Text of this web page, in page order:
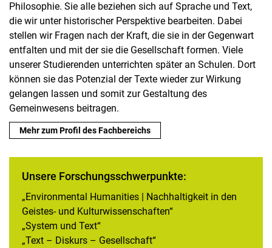
Philosophie. Sie alle beziehen sich auf Sprache und Text,
die wir unter historischer Perspektive bearbeiten. Dabei
stellen wir Fragen nach der Kraft, die sie in der Gegenwart
entfalten und mit der sie die Gesellschaft formen. Viele
unserer Studierenden unterrichten später an Schulen. Dort
können sie das Potenzial der Texte wieder zur Wirkung
gelangen lassen und somit zur Gestaltung des
Gemeinwesens beitragen.
Mehr zum Profil des Fachbereichs
Unsere Forschungsschwerpunkte:
„Environmental Humanities | Nachhaltigkeit in den
Geistes- und Kulturwissenschaften“
„System und Text“
„Text – Diskurs – Gesellschaft“